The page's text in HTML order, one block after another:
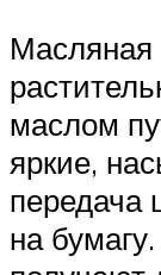
Масляная
маслом
яркие,
передача
на